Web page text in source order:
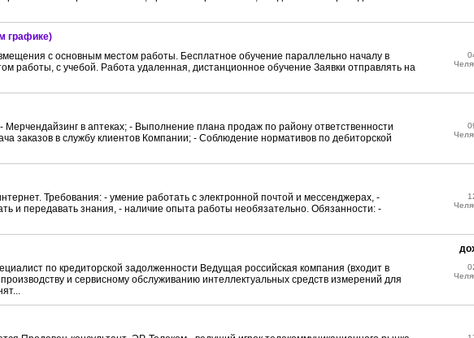
графике)
с основным местом работы. Бесплатное обучение параллельно началу в
работы, с учебой. Работа удаленная, дистанционное обучение Заявки отправлять на
в аптеках; - Выполнение плана продаж по району ответственности
заказов в службу клиентов Компании; - Соблюдение нормативов по дебиторской
Требования: - умение работать с электронной почтой и мессенджерах, -
и передавать знания, - наличие опыта работы необязательно. Обязанности: -
по кредиторской задолженности Ведущая российская компания (входит в
и сервисному обслуживанию интеллектуальных средств измерений для